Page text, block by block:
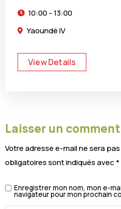
10:00 - 13:00
Yaoundé IV
View Details
Laisser un
Votre adresse e-mail ne sera
obligatoires sont indiqués avec*
Enregistrer mon nom, mon e-
navigateur pour mon prochain